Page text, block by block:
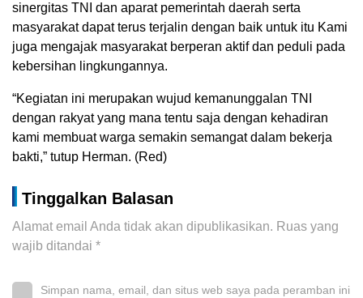
sinergitas TNI dan aparat pemerintah daerah serta
masyarakat dapat terus terjalin dengan baik untuk itu Kami
juga mengajak masyarakat berperan aktif dan peduli pada
kebersihan lingkungannya.
“Kegiatan ini merupakan wujud kemanunggalan TNI
dengan rakyat yang mana tentu saja dengan kehadiran
kami membuat warga semakin semangat dalam bekerja
bakti,” tutup Herman. (Red)
Tinggalkan Balasan
Alamat email Anda tidak akan dipublikasikan. Ruas yang
wajib ditandai *
Simpan nama, email, dan situs web saya pada peramban ini